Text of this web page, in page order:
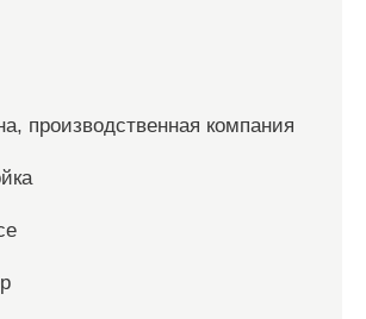
производственная компания